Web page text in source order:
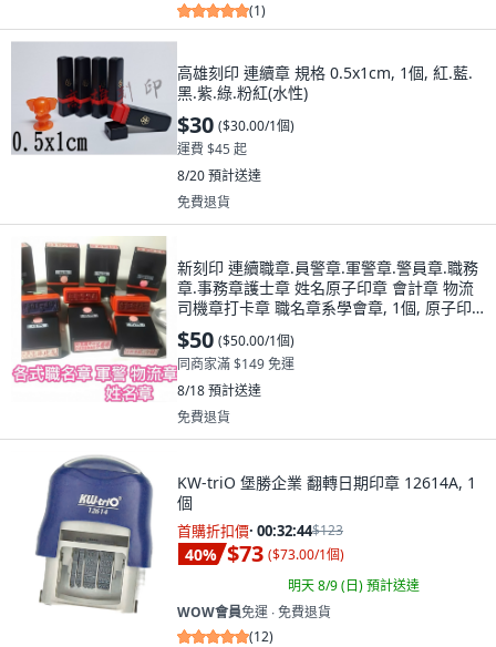
(1)
高雄刻印 連續章 規格 0.5x1cm, 1個, 紅.藍.
黑.紫.綠.粉紅(水性)
$30 ($30.00/1個)
運費 $45 起
8/20預計送達
免費退貨
新刻印 連續職章.員警章.軍警章.警員章.職務
章.事務章護士章 姓名原子印章 會計章 物流
司機章打卡章 職名章系學會章, 1個, 原子印
0.5x1cm會計章(簿記章)圖8
$50 ($50.00/1個)
同商家滿 $149 免運
8/18預計送達
免費退貨
KW-triO 堡勝企業 翻轉日期印章 12614A, 1
個
首購折扣價· 00:32:42$123
40% $73 ($73.00/1個)
明天 8/9 (日)預計送達
WOW會員免運 ∙ 免費退貨
(12)